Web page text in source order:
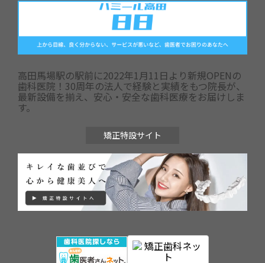
高田馬場駅の駅前に2022年1月11日より新規OPENの
歯科医院！30周年の法人で経験と実績をもつ院長が、
最新設備を揃え、安心・安全な歯科医療をお届けしま
す。
矯正特設サイト